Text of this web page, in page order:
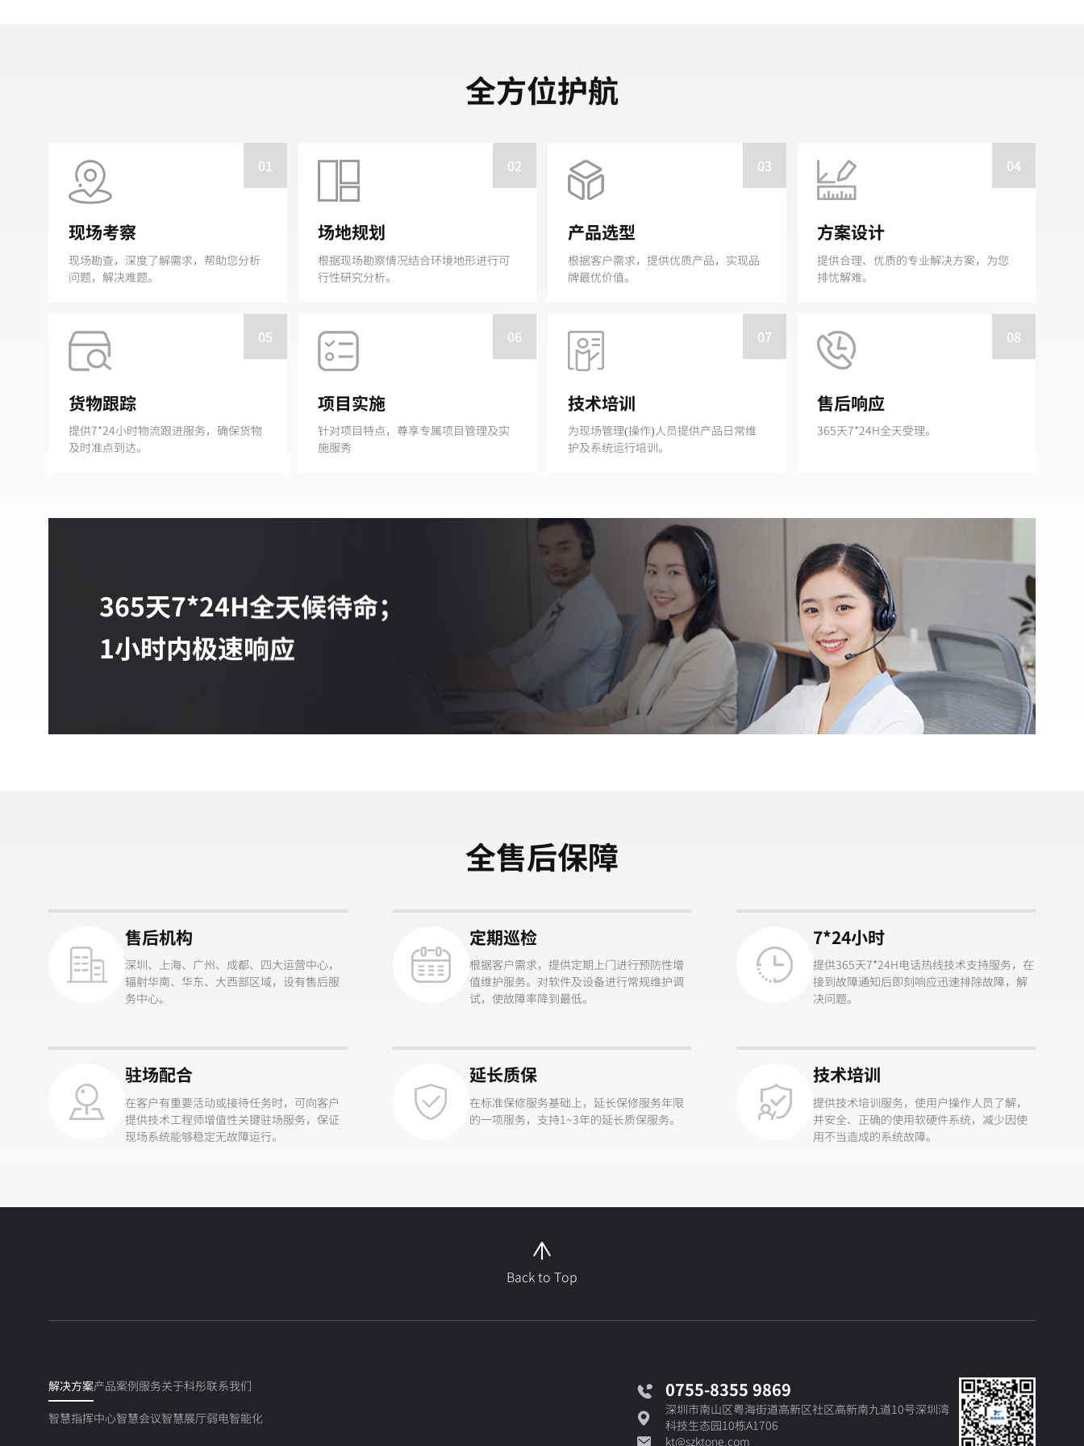
全方位护航
01
现场考察
现场勘查，深度了解需求，帮助您分析
问题，解决难题。
02
场地规划
根据现场勘察情况结合环境地形进行可
行性研究分析。
03
产品选型
根据客户需求，提供优质产品，实现品
牌最优价值。
04
方案设计
提供合理、优质的专业解决方案，为您
排忧解难。
05
货物跟踪
提供7*24小时物流跟进服务，确保货物
及时准点到达。
06
项目实施
针对项目特点，尊享专属项目管理及实
施服秀
07
技术培训
为现场管理(操作)人员提供产品日常维
护及系统运行培训。
08
售后响应
365天7*24H全天受理。
365天7*24H全天候待命；
1小时内极速响应
全售后保障
售后机构
深圳、上海、广州、成都、四大运营中心，
辐射华南、华东、大西部区域，设有售后服
务中心。
定期巡检
根据客户需求，提供定期上门进行预防性增
值维护服务。对软件及设备进行常规维护调
试，使故障率降到最低。
7*24小时
提供365天7*24H电话热线技术支持服务，在
接到故障通知后即刻响应迅速排除故障，解
决问题。
驻场配合
在客户有重要活动或接待任务时，可向客户
提供技术工程师增值性关键驻场服务，保证
现场系统能够稳定无故障运行。
延长质保
在标准保修服务基础上，延长保修服务年限
的一项服务，支持1~3年的延长质保服务。
技术培训
提供技术培训服务，使用户操作人员了解，
并安全、正确的使用软硬件系统，减少因使
用不当造成的系统故障。
Back to Top
解决方案
智慧指挥中心智慧会议智慧展厅弱电智能化
产品案例服务关于科彤联系我们 0755-8355 9869
深圳市南山区粤海街道高新区社区高新南九道10号深圳湾
科技生态园10栋A1706
kt@szktone.com